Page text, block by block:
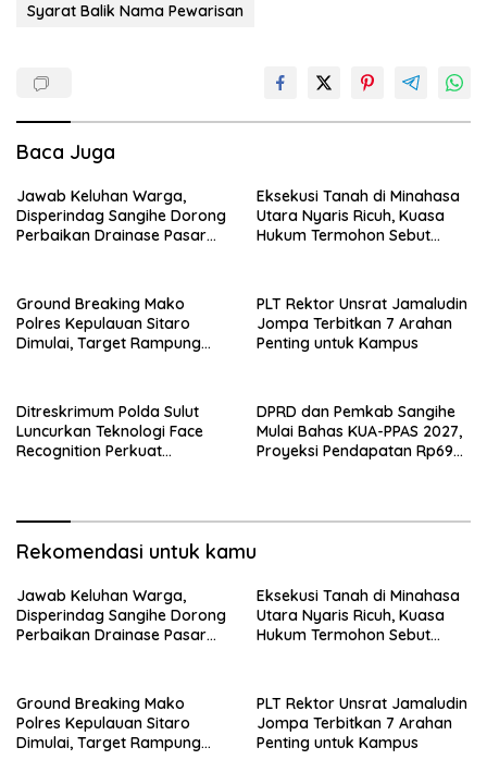
Syarat Balik Nama Pewarisan
Baca Juga
Jawab Keluhan Warga,
Disperindag Sangihe Dorong
Perbaikan Drainase Pasar
Eksekusi Tanah di Minahasa
Utara Nyaris Ricuh, Kuasa
Hukum Termohon Sebut
Ground Breaking Mako
Polres Kepulauan Sitaro
Dimulai, Target Rampung
​PLT Rektor Unsrat Jamaludin
Jompa Terbitkan 7 Arahan
Penting untuk Kampus
Ditreskrimum Polda Sulut
Luncurkan Teknologi Face
Recognition Perkuat
DPRD dan Pemkab Sangihe
Mulai Bahas KUA-PPAS 2027,
Proyeksi Pendapatan Rp699
Rekomendasi untuk kamu
Jawab Keluhan Warga,
Disperindag Sangihe Dorong
Perbaikan Drainase Pasar
Eksekusi Tanah di Minahasa
Utara Nyaris Ricuh, Kuasa
Hukum Termohon Sebut
Ground Breaking Mako
Polres Kepulauan Sitaro
Dimulai, Target Rampung
​PLT Rektor Unsrat Jamaludin
Jompa Terbitkan 7 Arahan
Penting untuk Kampus